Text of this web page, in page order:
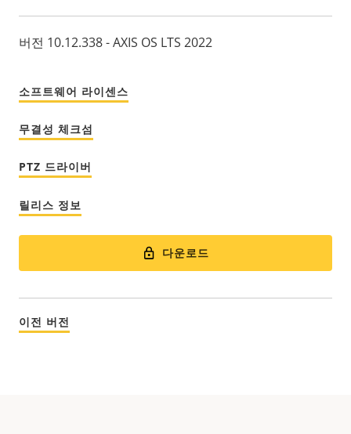
버전 10.12.338 - AXIS OS LTS 2022
소프트웨어 라이센스
무결성 체크섬
PTZ 드라이버
릴리스 정보
다운로드
이전 버전